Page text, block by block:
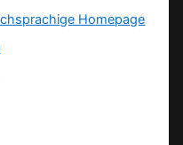
Homepage